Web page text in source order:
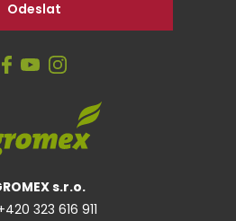
s.r.o.
323 616 911